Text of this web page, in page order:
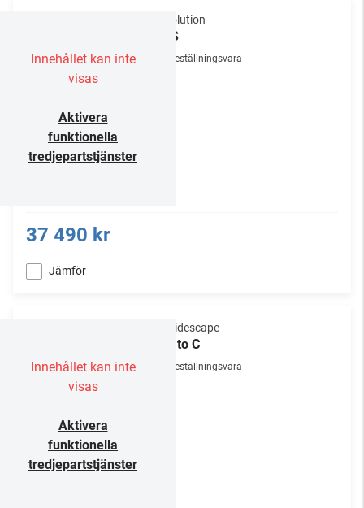
Innehållet kan inte
visas
Aktivera
funktionella
tredjepartstjänster
R_volution
NAS
Beställningsvara
37 490 kr
Jämför
Innehållet kan inte
visas
Aktivera
funktionella
tredjepartstjänster
Kaleidescape
Strato C
Beställningsvara